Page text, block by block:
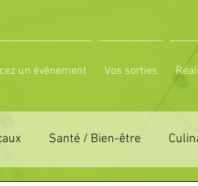
un événement Vos sorties
Santé / Bien-être